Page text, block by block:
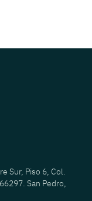
Sur, Piso 6, Col.
San Pedro,